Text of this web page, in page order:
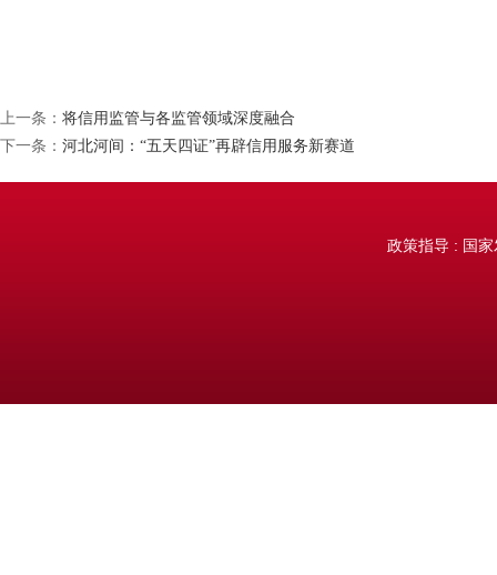
上一条： 将信用监管与各监管领域深度融合
下一条： 河北河间：“五天四证”再辟信用服务新赛道
政策指导 : 国